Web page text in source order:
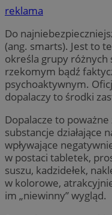
reklama
Do
(ang. smarts). Jest to
określa grupy różnych
rzekomym bądź
psychoaktywnym.
dopalaczy to środki
Dopalacze to
substancje działające
wpływające
w postaci tabletek,
suszu, kadzidełek,
w kolorowe,
im „niewinny” wygląd.